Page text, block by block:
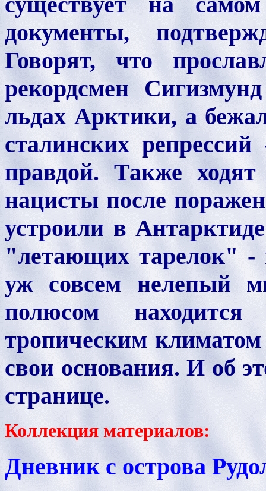
документы,
Говорят, что
рекордсмен
льдах Арктики, а
сталинских
правдой. Также
нацисты после
устроили в
"летающих тарелок" -
уж совсем
полюсом
тропическим
свои основания. И об
странице.
Коллекция материалов:
Дневник с острова